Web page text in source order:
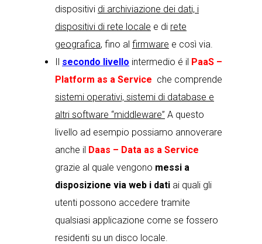
dispositivi di archiviazione dei dati, i
dispositivi di rete locale e di rete
geografica, fino al firmware e così via.
Il secondo livello intermedio é il PaaS –
Platform as a Service che comprende
sistemi operativi, sistemi di database e
altri software “middleware” A questo
livello ad esempio possiamo annoverare
anche il Daas – Data as a Service
grazie al quale vengono messi a
disposizione via web i dati ai quali gli
utenti possono accedere tramite
qualsiasi applicazione come se fossero
residenti su un disco locale.